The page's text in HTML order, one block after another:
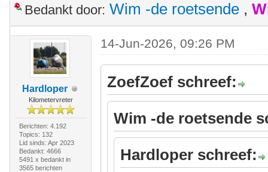
Bedankt door: Wim -de roetsende ,
Hardloper
Kilometervreter
Berichten: 4.192
Topics: 132
Lid sinds: Apr 2023
Bedankt: 4666
5491 x bedankt in
3565 berichten
14-Jun-2026, 09:26 PM
ZoefZoef schreef:
Wim -de roetsende
Hardloper schreef: